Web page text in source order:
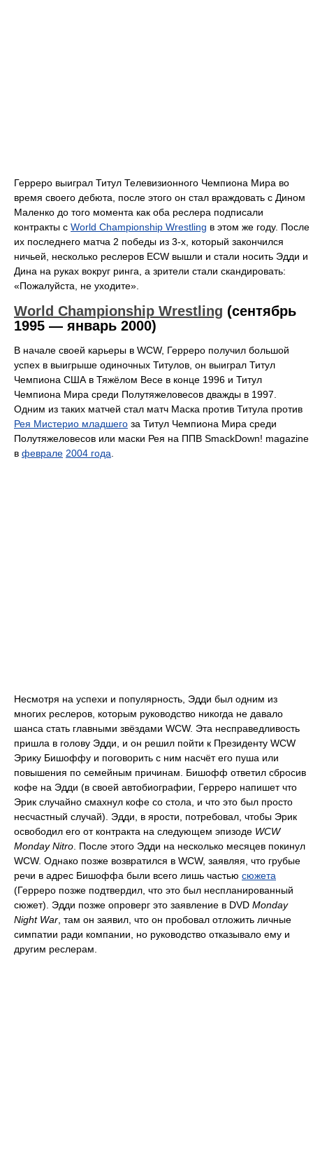
Герреро выиграл Титул Телевизионного Чемпиона Мира во
время своего дебюта, после этого он стал враждовать с Дином
Маленко до того момента как оба реслера подписали
контракты с World Championship Wrestling в этом же году. После
их последнего матча 2 победы из 3-х, который закончился
ничьей, несколько реслеров ECW вышли и стали носить Эдди и
Дина на руках вокруг ринга, а зрители стали скандировать:
«Пожалуйста, не уходите».
World Championship Wrestling (сентябрь
1995 — январь 2000)
В начале своей карьеры в WCW, Герреро получил большой
успех в выигрыше одиночных Титулов, он выиграл Титул
Чемпиона США в Тяжёлом Весе в конце 1996 и Титул
Чемпиона Мира среди Полутяжеловесов дважды в 1997.
Одним из таких матчей стал матч Маска против Титула против
Рея Мистерио младшего за Титул Чемпиона Мира среди
Полутяжеловесов или маски Рея на ППВ SmackDown! magazine
в феврале 2004 года
Несмотря на успехи и популярность, Эдди был одним из
многих реслеров, которым руководство никогда не давало
шанса стать главными звёздами WCW. Эта несправедливость
пришла в голову Эдди, и он решил пойти к Президенту WCW
Эрику Бишоффу и поговорить с ним насчёт его пуша или
повышения по семейным причинам. Бишофф ответил сбросив
кофе на Эдди (в своей автобиографии, Герреро напишет что
Эрик случайно смахнул кофе со стола, и что это был просто
несчастный случай). Эдди, в ярости, потребовал, чтобы Эрик
освободил его от контракта на следующем эпизоде WCW
Monday Nitro . После этого Эдди на несколько месяцев покинул
WCW. Однако позже возвратился в WCW, заявляя, что грубые
речи в адрес Бишоффа были всего лишь частью сюжета
(Герреро позже подтвердил, что это был неспланированный
сюжет). Эдди позже опроверг это заявление в DVD Monday
Night War , там он заявил, что он пробовал отложить личные
симпатии ради компании, но руководство отказывало ему и
другим реслерам.